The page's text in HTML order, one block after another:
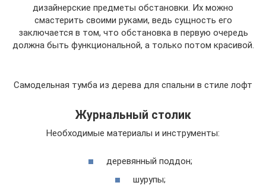
дизайнерские предметы обстановки. Их можно
смастерить своими руками, ведь сущность его
заключается в том, что обстановка в первую очередь
должна быть функциональной, а только потом красивой.
Самодельная тумба из дерева для спальни в стиле лофт
Журнальный столик
Необходимые материалы и инструменты:
деревянный поддон;
шурупы;